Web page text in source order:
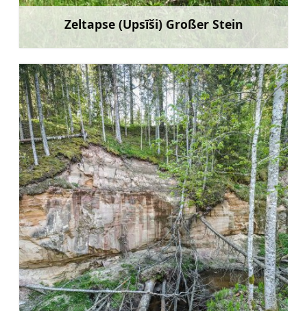
Zeltapse (Upsīši) Großer Stein